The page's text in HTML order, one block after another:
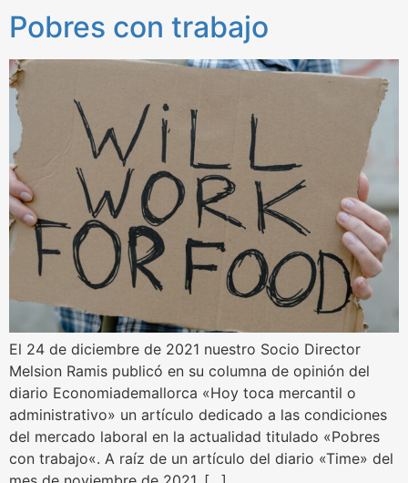
Pobres con trabajo
El 24 de diciembre de 2021 nuestro Socio Director
Melsion Ramis publicó en su columna de opinión del
diario Economiademallorca «Hoy toca mercantil o
administrativo» un artículo dedicado a las condiciones
del mercado laboral en la actualidad titulado «Pobres
con trabajo«. A raíz de un artículo del diario «Time» del